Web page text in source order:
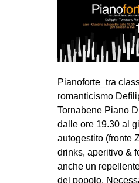
CSOA
STUDENTI
SPORT
Pianoforte_tra
romanticismo
Tornabene Piano
dalle ore 19.30 al
autogestito (fronte
drinks, aperitivo &
anche un
del popolo.